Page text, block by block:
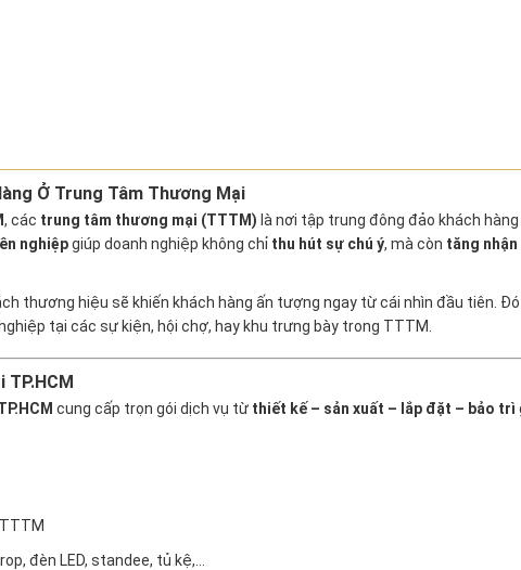
Ở Trung Tâm Thương Mại
, các trung tâm thương mại (TTTM) là nơi tập trung đông đảo khách hàng
nghiệpgiúp doanh nghiệp không chỉ thu hút sự chú ý, mà còn tăng nhận
thương hiệu sẽ khiến khách hàng ấn tượng ngay từ cái nhìn đầu tiên. Đó
tại các sự kiện, hội chợ, hay khu trưng bày trong TTTM.
TP.HCM
cung cấp trọn gói dịch vụ từ thiết kế – sản xuất – lắp đặt – bảo trì
đèn LED, standee, tủ kệ,…